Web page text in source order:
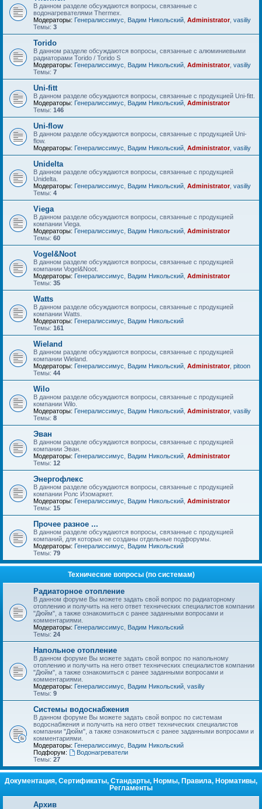
В данном разделе обсуждаются вопросы, связанные с
водонагревателями Thermex.
Модераторы: Генералиссимус Вадим Никольский Administrator, vasiliy
Темы: 3
Torido
В данном разделе обсуждаются вопросы, связанные с алюминиевыми
радиаторами Torido / Torido S
Модераторы: Генералиссимус Вадим Никольский Administrator, vasiliy
Темы: 7
Uni-fitt
В данном разделе обсуждаются вопросы, связанные с продукцией Uni-fitt.
Модераторы: Генералиссимус Вадим Никольский Administrator
Темы: 146
Uni-flow
В данном разделе обсуждаются вопросы, связанные с продукцией Uni-
flow.
Модераторы: Генералиссимус Вадим Никольский Administrator, vasiliy
Unidelta
В данном разделе обсуждаются вопросы, связанные с продукцией
Unidelta.
Модераторы: Генералиссимус Вадим Никольский Administrator, vasiliy
Темы: 4
Viega
В данном разделе обсуждаются вопросы, связанные с продукцией
компании Viega.
Модераторы: Генералиссимус Вадим Никольский Administrator
Темы: 60
Vogel&Noot
В данном разделе обсуждаются вопросы, связанные с продукцией
компании Vogel&Noot.
Модераторы: Генералиссимус Вадим Никольский Administrator
Темы: 35
Watts
В данном разделе обсуждаются вопросы, связанные с продукцией
компании Watts.
Модераторы: Генералиссимус
Вадим Никольский
Темы: 161
Wieland
В данном разделе обсуждаются вопросы, связанные с продукцией
компании Wieland.
Модераторы: Генералиссимус Вадим Никольский Administrator, pitoon
Темы: 44
Wilo
В данном разделе обсуждаются вопросы, связанные с продукцией
компании Wilo.
Модераторы: Генералиссимус Вадим Никольский Administrator, vasiliy
Темы: 8
Эван
В данном разделе обсуждаются вопросы, связанные с продукцией
компании Эван.
Модераторы: Генералиссимус Вадим Никольский Administrator
Темы: 12
Энергофлекс
В данном разделе обсуждаются вопросы, связанные с продукцией
компании Ролс Изомаркет.
Модераторы: Генералиссимус Вадим Никольский Administrator
Темы: 15
Прочее разное ...
В данном разделе обсуждаются вопросы, связанные с продукцией
компаний, для которых не созданы отдельные подфорумы.
Модераторы: Генералиссимус
Вадим Никольский
Темы: 79
Технические вопросы (по системам)
Радиаторное отопление
В данном форуме Вы можете задать свой вопрос по радиаторному
отоплению и получить на него ответ технических специалистов компании
"Дюйм", а также ознакомиться с ранее заданными вопросами и
комментариями.
Модераторы: Генералиссимус
Вадим Никольский
Темы: 24
Напольное отопление
В данном форуме Вы можете задать свой вопрос по напольному
отоплению и получить на него ответ технических специалистов компании
"Дюйм", а также ознакомиться с ранее заданными вопросами и
комментариями.
Модераторы: Генералиссимус Вадим Никольский vasiliy
Темы: 9
Системы водоснабжения
В данном форуме Вы можете задать свой вопрос по системам
водоснабжения и получить на него ответ технических специалистов
компании "Дюйм", а также ознакомиться с ранее заданными вопросами и
комментариями.
Модераторы: Генералиссимус
Вадим Никольский
Подфорум:
Водонагреватели
Темы: 27
Документация, Сертификаты, Стандарты, Нормы, Правила, Нормативы,
Регламенты
Архив